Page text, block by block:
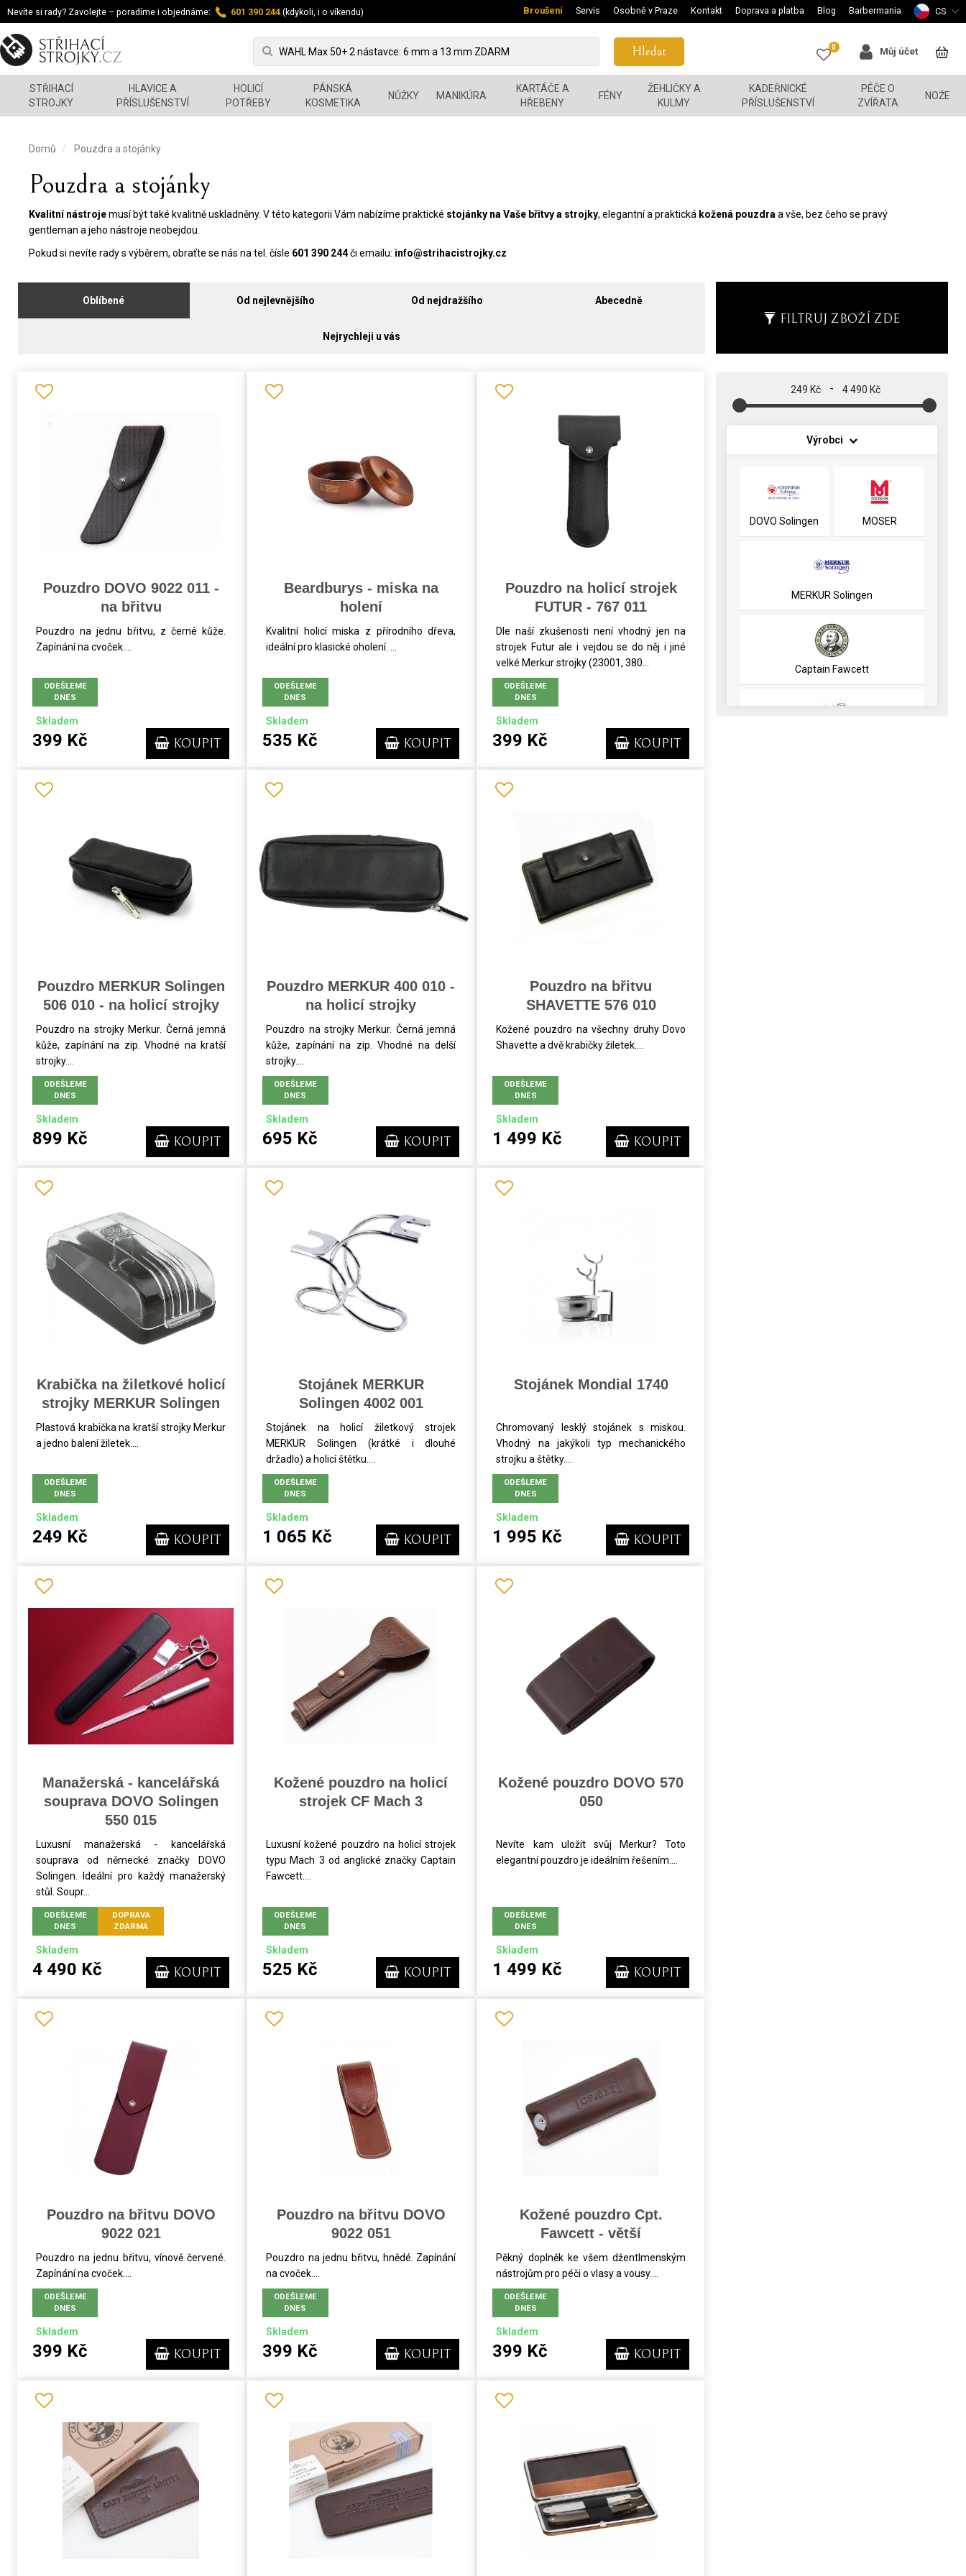
Nevíte si rady? Zavolejte – poradíme i objednáme: 601 390 244 (kdykoli, i o víkendu) Broušení Servis Osobně v Praze Kontakt Doprava a platba Blog Barbermania CS
Hledat 0 Můj účet
STŘIHACÍ
STROJKY
HLAVICE A
PŘÍSLUŠENSTVÍ
HOLICÍ
POTŘEBY
PÁNSKÁ
KOSMETIKA
NŮŽKY MANIKÚRA
KARTÁČE A
HŘEBENY
FÉNY
ŽEHLIČKY A
KULMY
KADEŘNICKÉ
PŘÍSLUŠENSTVÍ
PÉČE O
ZVÍŘATA
NOŽE
Domů Pouzdra a stojánky
Pouzdra a stojánky
Kvalitní nástrojemusí být také kvalitně uskladněny. V této kategorii Vám nabízíme praktické stojánky na Vaše břitvy a strojky, elegantní a praktická kožená pouzdra a vše, bez čeho se pravý
gentleman a jeho nástroje neobejdou.
Pokud si nevíte rady s výběrem, obraťte se nás na tel. čísle 601 390 244či emailu: info@strihacistrojky.cz
Oblíbené Od nejlevnějšího Od nejdražšího Abecedně
Nejrychleji u vás
FILTRUJ ZBOŽÍ ZDE
Pouzdro DOVO 9022 011 -
na břitvu
Pouzdro na jednu břitvu, z černé kůže.
Zapínání na cvoček....
ODEŠLEME
DNES
Skladem
399 Kč KOUPIT
Beardburys - miska na
holení
Kvalitní holicí miska z přírodního dřeva,
ideální pro klasické oholení. ...
ODEŠLEME
DNES
Skladem
535 Kč KOUPIT
Pouzdro na holicí strojek
FUTUR - 767 011
Dle naší zkušenosti není vhodný jen na
strojek Futur ale i vejdou se do něj i jiné
velké Merkur strojky (23001, 380...
ODEŠLEME
DNES
Skladem
399 Kč KOUPIT
Pouzdro MERKUR Solingen
506 010 - na holicí strojky
Pouzdro na strojky Merkur. Černá jemná
kůže, zapínání na zip. Vhodné na kratší
strojky....
ODEŠLEME
DNES
Skladem
899 Kč KOUPIT
Pouzdro MERKUR 400 010 -
na holicí strojky
Pouzdro na strojky Merkur. Černá jemná
kůže, zapínání na zip. Vhodné na delší
strojky....
ODEŠLEME
DNES
Skladem
695 Kč KOUPIT
Pouzdro na břitvu
SHAVETTE 576 010
Kožené pouzdro na všechny druhy Dovo
Shavette a dvě krabičky žiletek....
ODEŠLEME
DNES
Skladem
1 499 Kč KOUPIT
Krabička na žiletkové holicí
strojky MERKUR Solingen
Plastová krabička na kratší strojky Merkur
a jedno balení žiletek....
ODEŠLEME
DNES
Skladem
249 Kč KOUPIT
Stojánek MERKUR
Solingen 4002 001
Stojánek na holicí žiletkový strojek
MERKUR Solingen (krátké i dlouhé
držadlo) a holicí štětku....
ODEŠLEME
DNES
Skladem
1 065 Kč KOUPIT
Stojánek Mondial 1740
Chromovaný lesklý stojánek s miskou.
Vhodný na jakýkoli typ mechanického
strojku a štětky....
ODEŠLEME
DNES
Skladem
1 995 Kč KOUPIT
Manažerská - kancelářská
souprava DOVO Solingen
550 015
Luxusní manažerská - kancelářská
souprava od německé značky DOVO
Solingen. Ideální pro každý manažerský
stůl. Soupr...
ODEŠLEME
DNES
DOPRAVA
ZDARMA
Skladem
4 490 Kč KOUPIT
Kožené pouzdro na holicí
strojek CF Mach 3
Luxusní kožené pouzdro na holicí strojek
typu Mach 3 od anglické značky Captain
Fawcett....
ODEŠLEME
DNES
Skladem
525 Kč KOUPIT
Kožené pouzdro DOVO 570
050
Nevíte kam uložit svůj Merkur? Toto
elegantní pouzdro je ideálním řešením....
ODEŠLEME
DNES
Skladem
1 499 Kč KOUPIT
Pouzdro na břitvu DOVO
9022 021
Pouzdro na jednu břitvu, vínově červené.
Zapínání na cvoček....
ODEŠLEME
DNES
Skladem
399 Kč KOUPIT
Pouzdro na břitvu DOVO
9022 051
Pouzdro na jednu břitvu, hnědé. Zapínání
na cvoček....
ODEŠLEME
DNES
Skladem
399 Kč KOUPIT
Kožené pouzdro Cpt.
Fawcett - větší
Pěkný doplněk ke všem džentlmenským
nástrojům pro péči o vlasy a vousy....
ODEŠLEME
DNES
Skladem
399 Kč KOUPIT
-
249 Kč 4 490 Kč
Výrobci
DOVO Solingen MOSER
MERKUR Solingen
Captain Fawcett